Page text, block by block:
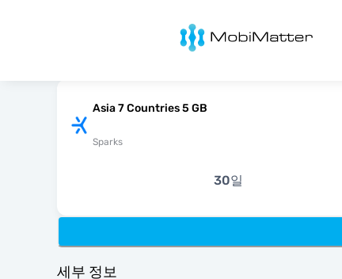
MobiMatter
Asia 7 Countries 5 GB
Sparks
30일
세부 정보